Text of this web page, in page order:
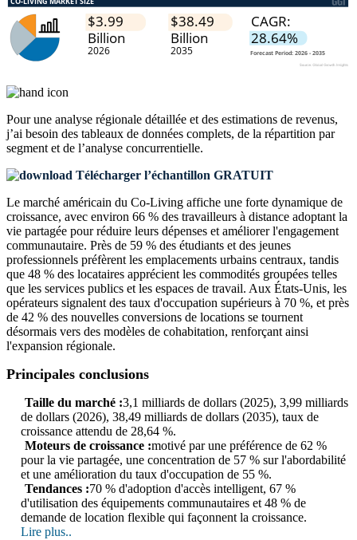
Pour une analyse régionale détaillée et des estimations de revenus,
j’ai besoin des tableaux de données complets, de la répartition par
segment et de l’analyse concurrentielle.
Télécharger l’échantillon GRATUIT
Le marché américain du Co-Living affiche une forte dynamique de
croissance, avec environ 66 % des travailleurs à distance adoptant la
vie partagée pour réduire leurs dépenses et améliorer l'engagement
communautaire. Près de 59 % des étudiants et des jeunes
professionnels préfèrent les emplacements urbains centraux, tandis
que 48 % des locataires apprécient les commodités groupées telles
que les services publics et les espaces de travail. Aux États-Unis, les
opérateurs signalent des taux d'occupation supérieurs à 70 %, et près
de 42 % des nouvelles conversions de locations se tournent
désormais vers des modèles de cohabitation, renforçant ainsi
l'expansion régionale.
Principales conclusions
Taille du marché :3,1 milliards de dollars (2025), 3,99 milliards
de dollars (2026), 38,49 milliards de dollars (2035), taux de
croissance attendu de 28,64 %.
Moteurs de croissance :motivé par une préférence de 62 %
pour la vie partagée, une concentration de 57 % sur l'abordabilité
et une amélioration du taux d'occupation de 55 %.
Tendances :70 % d'adoption d'accès intelligent, 67 %
d'utilisation des équipements communautaires et 48 % de
demande de location flexible qui façonnent la croissance.
Lire plus..